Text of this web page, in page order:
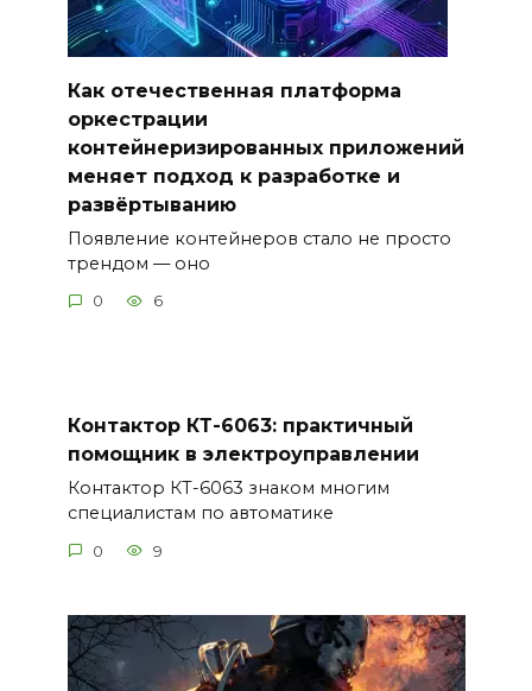
Как отечественная платформа
оркестрации
контейнеризированных приложений
меняет подход к разработке и
развёртыванию
Появление контейнеров стало не просто
трендом — оно
0 6
Контактор КТ-6063: практичный
помощник в электроуправлении
Контактор КТ-6063 знаком многим
специалистам по автоматике
0 9